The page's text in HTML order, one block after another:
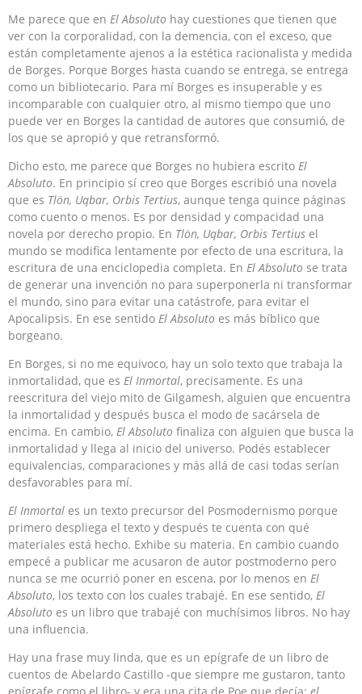
Me parece que en El Absoluto hay cuestiones que tienen que
ver con la corporalidad, con la demencia, con el exceso, que
están completamente ajenos a la estética racionalista y medida
de Borges. Porque Borges hasta cuando se entrega, se entrega
como un bibliotecario. Para mí Borges es insuperable y es
incomparable con cualquier otro, al mismo tiempo que uno
puede ver en Borges la cantidad de autores que consumió, de
los que se apropió y que retransformó.
Dicho esto, me parece que Borges no hubiera escrito El
Absoluto. En principio sí creo que Borges escribió una novela
que es Tlön, Uqbar, Orbis Tertius, aunque tenga quince páginas
como cuento o menos. Es por densidad y compacidad una
novela por derecho propio. En Tlön, Uqbar, Orbis Tertius el
mundo se modifica lentamente por efecto de una escritura, la
escritura de una enciclopedia completa. En El Absoluto se trata
de generar una invención no para superponerla ni transformar
el mundo, sino para evitar una catástrofe, para evitar el
Apocalipsis. En ese sentido El Absoluto es más bíblico que
borgeano.
En Borges, si no me equivoco, hay un solo texto que trabaja la
inmortalidad, que es El Inmortal, precisamente. Es una
reescritura del viejo mito de Gilgamesh, alguien que encuentra
la inmortalidad y después busca el modo de sacársela de
encima. En cambio, El Absoluto finaliza con alguien que busca la
inmortalidad y llega al inicio del universo. Podés establecer
equivalencias, comparaciones y más allá de casi todas serían
desfavorables para mí.
El Inmortal es un texto precursor del Posmodernismo porque
primero despliega el texto y después te cuenta con qué
materiales está hecho. Exhibe su materia. En cambio cuando
empecé a publicar me acusaron de autor postmoderno pero
nunca se me ocurrió poner en escena, por lo menos en El
Absoluto, los texto con los cuales trabajé. En ese sentido, El
Absoluto es un libro que trabajé con muchísimos libros. No hay
una influencia.
Hay una frase muy linda, que es un epígrafe de un libro de
cuentos de Abelardo Castillo -que siempre me gustaron, tanto